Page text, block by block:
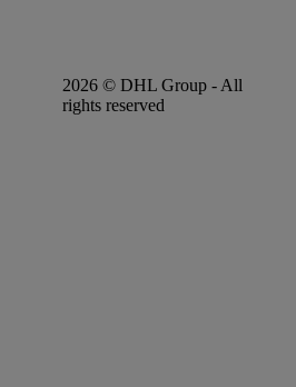
2026 © DHL Group - All
rights reserved